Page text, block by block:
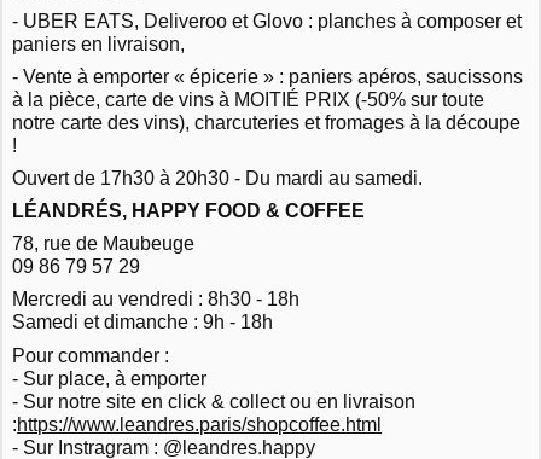
- UBER EATS, Deliveroo et Glovo : planches à composer et
paniers en livraison,
- Vente à emporter « épicerie » : paniers apéros, saucissons
à la pièce, carte de vins à MOITIÉ PRIX (-50% sur toute
notre carte des vins), charcuteries et fromages à la découpe
!
Ouvert de 17h30 à 20h30 - Du mardi au samedi.
LÉANDRÉS, HAPPY FOOD & COFFEE
78, rue de Maubeuge
09 86 79 57 29
Mercredi au vendredi : 8h30 - 18h
Samedi et dimanche : 9h - 18h
Pour commander :
- Sur place, à emporter
- Sur notre site en click & collect ou en livraison
:https://www.leandres.paris/shopcoffee.html
- Sur Instragram : @leandres.happy